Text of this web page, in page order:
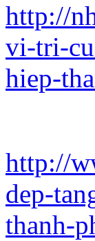
http://
vi-tri-
hiep-
http://
dep-
thanh-